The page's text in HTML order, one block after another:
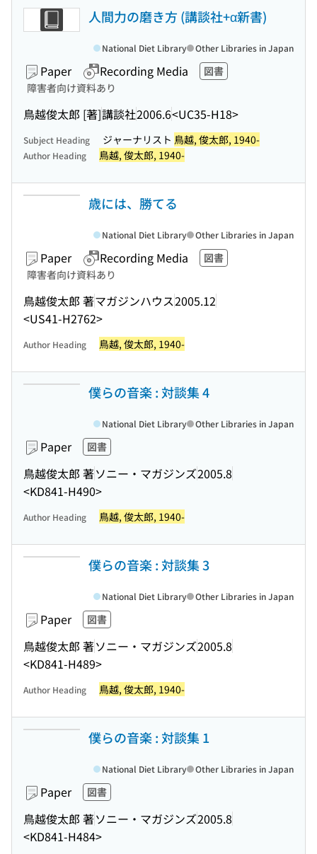
人間力の磨き方 (講談社+α新書)
Paper Recording Media
図書
障害者向け資料あり
鳥越俊太郎 [著]講談社2006.6<UC35-H18>
National Diet Library Other Libraries in Japan
Subject Heading ジャーナリスト 鳥越, 俊太郎, 1940-
Author Heading 鳥越, 俊太郎, 1940-
歳には、勝てる
Paper Recording Media
図書
障害者向け資料あり
鳥越俊太郎 著マガジンハウス2005.12
<US41-H2762>
National Diet Library Other Libraries in Japan
Author Heading 鳥越, 俊太郎, 1940-
僕らの音楽 : 対談集 4
Paper 図書
鳥越俊太郎 著ソニー・マガジンズ2005.8
<KD841-H490>
National Diet Library Other Libraries in Japan
Author Heading 鳥越, 俊太郎, 1940-
僕らの音楽 : 対談集 3
Paper 図書
鳥越俊太郎 著ソニー・マガジンズ2005.8
<KD841-H489>
National Diet Library Other Libraries in Japan
Author Heading 鳥越, 俊太郎, 1940-
僕らの音楽 : 対談集 1
Paper 図書
鳥越俊太郎 著ソニー・マガジンズ2005.8
<KD841-H484>
National Diet Library Other Libraries in Japan